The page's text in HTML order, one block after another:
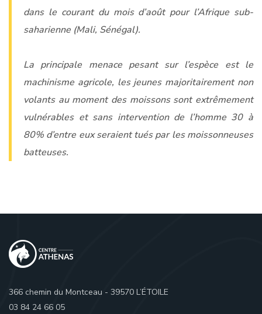
dans le courant du mois d’août pour l’Afrique sub-
saharienne (Mali, Sénégal).
La principale menace pesant sur l’espèce est le
machinisme agricole, les jeunes majoritairement non
volants au moment des moissons sont extrêmement
vulnérables et sans intervention de l’homme 30 à
80% d’entre eux seraient tués par les moissonneuses
batteuses.
366 chemin du Montceau - 39570 L’ÉTOILE
03 84 24 66 05